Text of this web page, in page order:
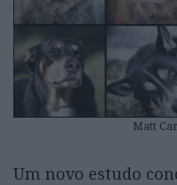
Matt
Um novo estudo